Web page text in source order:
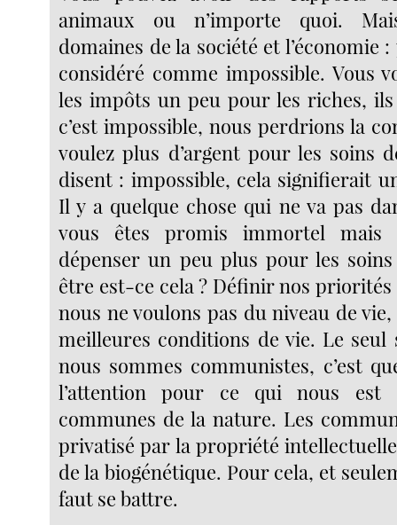
animaux ou n’importe quoi.
domaines de la société et l’économie
considéré comme impossible. Vous
les impôts un peu pour les riches,
c’est impossible, nous perdrions la
voulez plus d’argent pour les soins
disent : impossible, cela signifierait
Il y a quelque chose qui ne va pas
vous êtes promis immortel mais
dépenser un peu plus pour les
être est-ce cela ? Définir nos
nous ne voulons pas du niveau de
meilleures conditions de vie. Le seul
nous sommes communistes, c’est
l’attention pour ce qui nous est
communes de la nature. Les
privatisé par la propriété
de la biogénétique. Pour cela, et
faut se battre.